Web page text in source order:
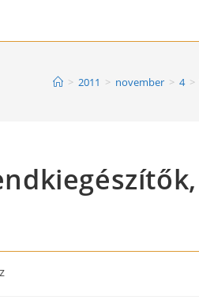
> 2011 > november > 4 >